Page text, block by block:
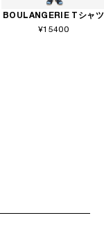
BOULANGERIE Tシャツ
¥15400